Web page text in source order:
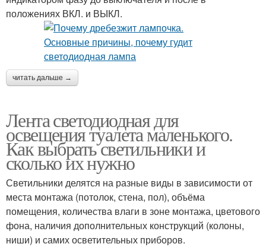
положениях ВКЛ. и ВЫКЛ.
читать дальше →
Лента светодиодная для
освещения туалета маленького.
Как выбрать светильники и
сколько их нужно
Светильники делятся на разные виды в зависимости от
места монтажа (потолок, стена, пол), объёма
помещения, количества влаги в зоне монтажа, цветового
фона, наличия дополнительных конструкций (колоны,
ниши) и самих осветительных приборов.